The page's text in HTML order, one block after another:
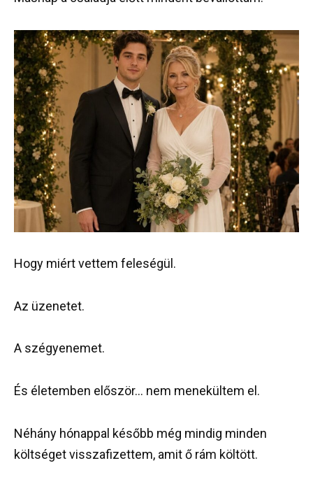
Hogy miért vettem feleségül.
Az üzenetet.
A szégyenemet.
És életemben először… nem menekültem el.
Néhány hónappal később még mindig minden
költséget visszafizettem, amit ő rám költött.